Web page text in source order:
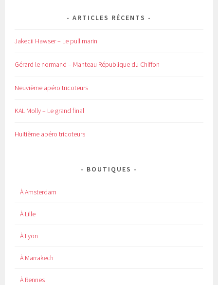
ARTICLES RÉCENTS
Jakecii Hawser – Le pull marin
Gérard le normand – Manteau République du Chiffon
Neuvième apéro tricoteurs
KAL Molly – Le grand final
Huitième apéro tricoteurs
BOUTIQUES
À Amsterdam
À Lille
À Lyon
À Marrakech
À Rennes